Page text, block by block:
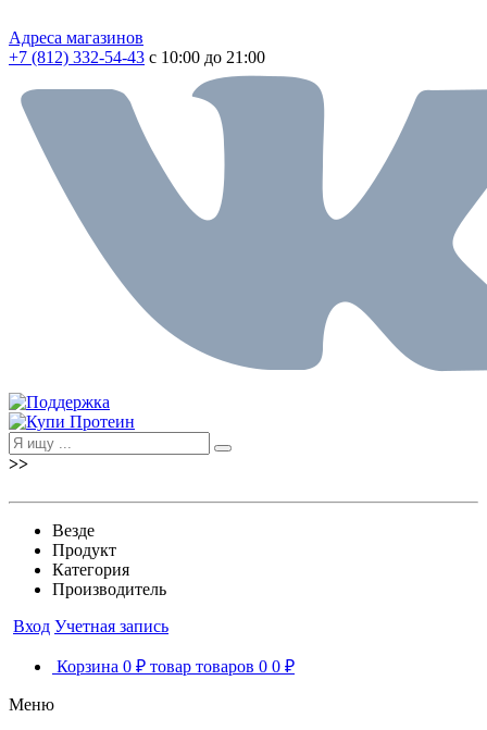
Адреса магазинов
+7 (812) 332-54-43 с 10:00 до 21:00
>>
Везде
Продукт
Категория
Производитель
Вход Учетная запись
Корзина 0 ₽ товар товаров 0 0 ₽
Меню